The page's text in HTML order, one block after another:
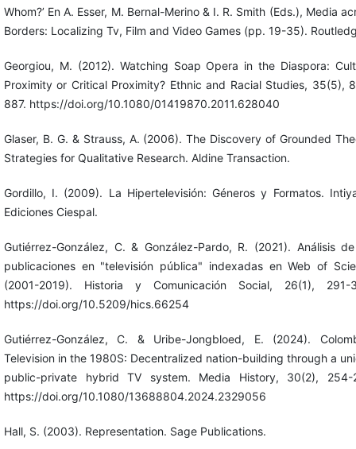
Whom?’ En A. Esser, M. Bernal-Merino & I. R. Smith (Eds.), Media
Borders: Localizing Tv, Film and Video Games (pp. 19-35).
Georgiou, M. (2012). Watching Soap Opera in the Diaspora:
Proximity or Critical Proximity? Ethnic and Racial Studies, 35(5),
887. https://doi.org/10.1080/01419870.2011.628040
Glaser, B. G. & Strauss, A. (2006). The Discovery of Grounded
Strategies for Qualitative Research. Aldine Transaction.
Gordillo, I. (2009). La Hipertelevisión: Géneros y Formatos.
Ediciones Ciespal.
Gutiérrez-González, C. & González-Pardo, R. (2021). Análisis
publicaciones en "televisión pública" indexadas en Web of
(2001-2019). Historia y Comunicación Social, 26(1), 291-
https://doi.org/10.5209/hics.66254
Gutiérrez-González, C. & Uribe-Jongbloed, E. (2024).
Television in the 1980S: Decentralized nation-building through a
public-private hybrid TV system. Media History, 30(2), 254-
https://doi.org/10.1080/13688804.2024.2329056
Hall, S. (2003). Representation. Sage Publications.